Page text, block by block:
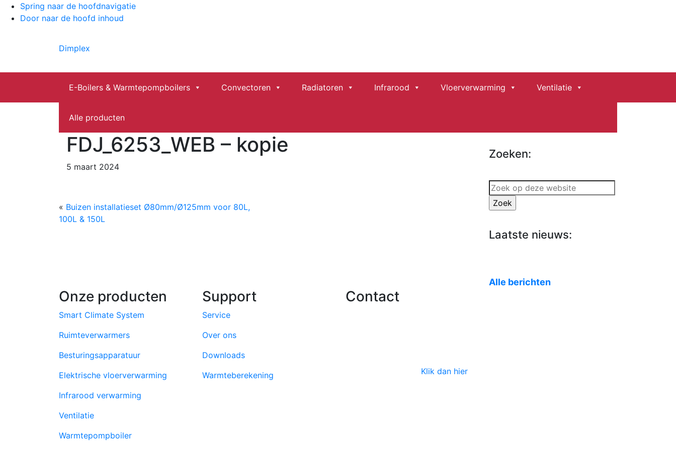
Spring naar de hoofdnavigatie
Door naar de hoofd inhoud
Dimplex
E-Boilers & Warmtepompboilers Convectoren Radiatoren Infrarood Vloerverwarming Ventilatie
Alle producten
FDJ_6253_WEB – kopie
5 maart 2024
« Buizen installatieset Ø80mm/Ø125mm voor 80L,
100L & 150L
Zoeken:
Zoek
op
deze
Laatste nieuws:
Alle berichten
Onze producten
Smart Climate System
Ruimteverwarmers
Besturingsapparatuur
Elektrische vloerverwarming
Infrarood verwarming
Ventilatie
Warmtepompboiler
Support
Service
Over ons
Downloads
Warmteberekening
Contact
Klik dan hier